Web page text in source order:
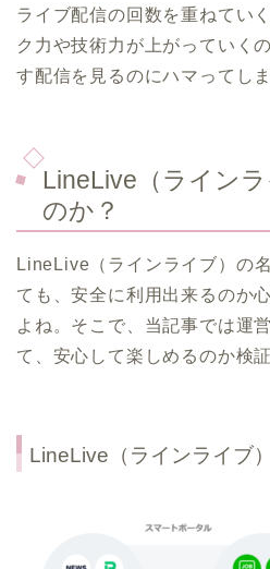
ライブ配信の回数を重ねてい
ク力や技術力が上がっていく
す配信を見るのにハマってし
LineLive（ライン
のか？
LineLive（ラインライブ）の
ても、安全に利用出来るのか
よね。そこで、当記事では運
て、安心して楽しめるのか検
LineLive（ラインライブ